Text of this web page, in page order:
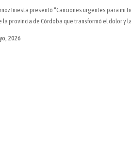
Iniesta presentó “Canciones urgentes para
la provincia de Córdoba que transformó el dolor y
2026